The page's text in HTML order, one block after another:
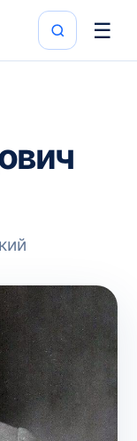
☰